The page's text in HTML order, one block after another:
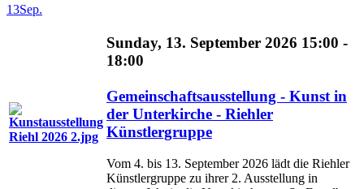
13Sep.
Sunday, 13. September 2026 15:00 -
18:00
Gemeinschaftsausstellung - Kunst in
der Unterkirche - Riehler
Künstlergruppe
Vom 4. bis 13. September 2026 lädt die Riehler
Künstlergruppe zu ihrer 2. Ausstellung in